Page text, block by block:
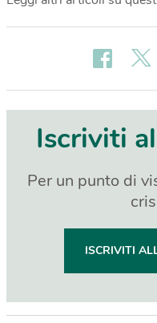
Iscriviti
Per un punto di
ISCRIVITI